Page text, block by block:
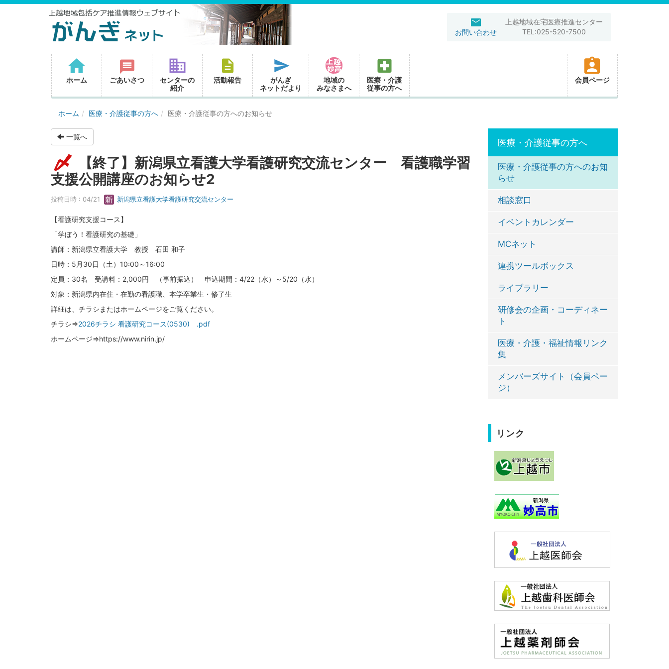
上越地域在宅医療推進センター
TEL:025-520-7500
お問い合わせ
ホーム ごあいさつ
センターの
紹介
活動報告
がんぎ
ネットだより
地域の
みなさまへ
医療・介護
従事の方へ
会員ページ
ホーム 医療・介護従事の方へ 医療・介護従事の方へのお知らせ
一覧へ
【終了】新潟県立看護大学看護研究交流センター 看護職学習
支援公開講座のお知らせ2
投稿日時 : 04/21 新潟県立看護大学看護研究交流センター
【看護研究支援コース】
「学ぼう！看護研究の基礎」
講師：新潟県立看護大学 教授 石田 和子
日時：5月30日（土）10:00～16:00
定員：30名 受講料：2,000円 （事前振込） 申込期間：4/22（水）～5/20（水）
対象：新潟県内在住・在勤の看護職、本学卒業生・修了生
詳細は、チラシまたはホームページをご覧ください。
チラシ⇒2026チラシ 看護研究コース(0530) .pdf
ホームページ⇒https://www.nirin.jp/
医療・介護従事の方へ
医療・介護従事の方へのお知
らせ
相談窓口
イベントカレンダー
MCネット
連携ツールボックス
ライブラリー
研修会の企画・コーディネー
ト
医療・介護・福祉情報リンク
集
メンバーズサイト（会員ペー
ジ）
リンク